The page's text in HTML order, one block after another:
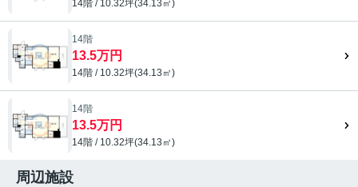
14階 / 10.32坪(34.13㎡)
14階
13.5万円
14階 / 10.32坪(34.13㎡)
14階
13.5万円
14階 / 10.32坪(34.13㎡)
周辺施設